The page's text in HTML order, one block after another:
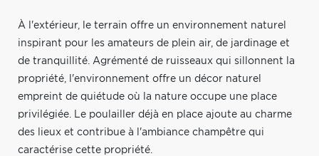
À l'extérieur, le terrain offre un environnement naturel
inspirant pour les amateurs de plein air, de jardinage et
de tranquillité. Agrémenté de ruisseaux qui sillonnent la
propriété, l'environnement offre un décor naturel
empreint de quiétude où la nature occupe une place
privilégiée. Le poulailler déjà en place ajoute au charme
des lieux et contribue à l'ambiance champêtre qui
caractérise cette propriété.